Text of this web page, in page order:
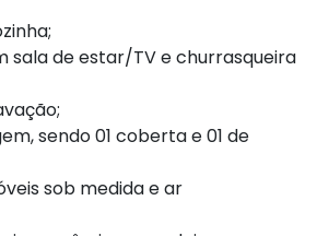
sala de estar/TV e churrasqueira
sendo 01 coberta e 01 de
sob medida e ar